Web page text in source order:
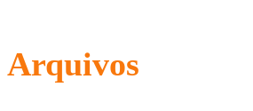
Arquivos